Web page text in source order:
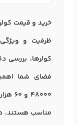
خرید و قیمت
ظرفیت و
کولرها، بررسی
فضای شما
مناسب هستند،